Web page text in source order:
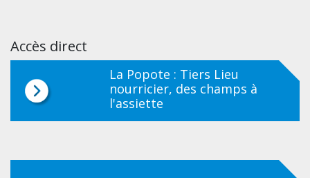
Accès direct
La Popote : Tiers Lieu
nourricier, des champs à
l'assiette